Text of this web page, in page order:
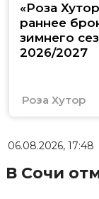
«Роза
раннее
зимнего
2026/2027
Роза Хутор
06.08.2026, 17:48
В Сочи